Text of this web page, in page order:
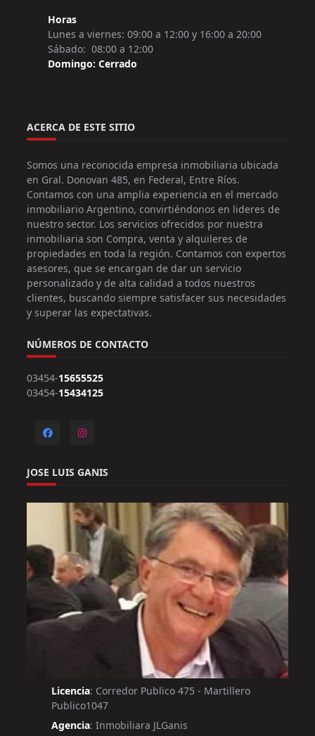
Horas
Lunes a viernes: 09:00 a 12:00 y 16:00 a 20:00
Sábado: 08:00 a 12:00
Domingo: Cerrado
ACERCA DE ESTE SITIO
Somos una reconocida empresa inmobiliaria ubicada
en Gral. Donovan 485, en Federal, Entre Ríos.
Contamos con una amplia experiencia en el mercado
inmobiliario Argentino, convirtiéndonos en lideres de
nuestro sector. Los servicios ofrecidos por nuestra
inmobiliaria son Compra, venta y alquileres de
propiedades en toda la región. Contamos con expertos
asesores, que se encargan de dar un servicio
personalizado y de alta calidad a todos nuestros
clientes, buscando siempre satisfacer sus necesidades
y superar las expectativas.
NÚMEROS DE CONTACTO
03454-15655525
03454-15434125
JOSE LUIS GANIS
Licencia: Corredor Publico 475 - Martillero
Publico1047
Agencia: Inmobiliara JLGanis